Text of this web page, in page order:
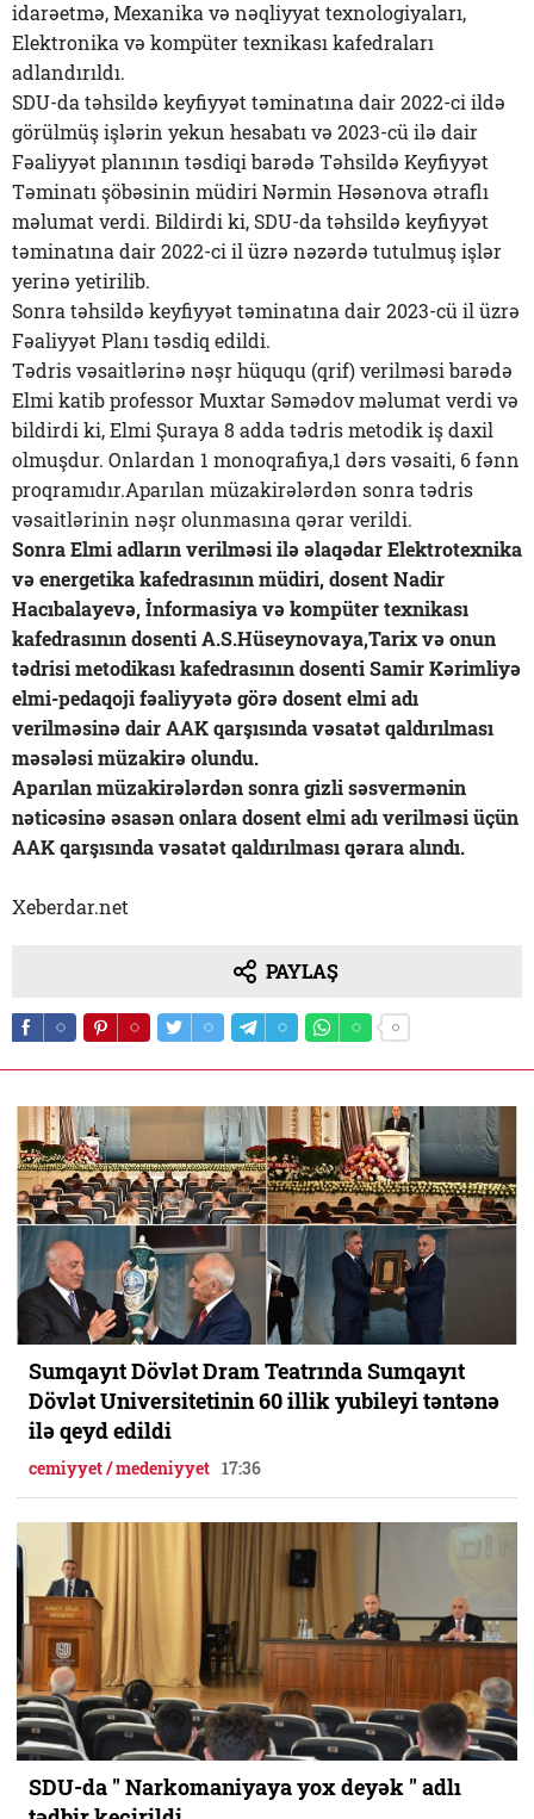
idarəetmə, Mexanika və nəqliyyat texnologiyaları,
Elektronika və kompüter texnikası kafedraları
adlandırıldı.
SDU-da təhsildə keyfiyyət təminatına dair 2022-ci ildə
görülmüş işlərin yekun hesabatı və 2023-cü ilə dair
Fəaliyyət planının təsdiqi barədə Təhsildə Keyfiyyət
Təminatı şöbəsinin müdiri Nərmin Həsənova ətraflı
məlumat verdi. Bildirdi ki, SDU-da təhsildə keyfiyyət
təminatına dair 2022-ci il üzrə nəzərdə tutulmuş işlər
yerinə yetirilib.
Sonra təhsildə keyfiyyət təminatına dair 2023-cü il üzrə
Fəaliyyət Planı təsdiq edildi.
Tədris vəsaitlərinə nəşr hüququ (qrif) verilməsi barədə
Elmi katib professor Muxtar Səmədov məlumat verdi və
bildirdi ki, Elmi Şuraya 8 adda tədris metodik iş daxil
olmuşdur. Onlardan 1 monoqrafiya,1 dərs vəsaiti, 6 fənn
proqramıdır.Aparılan müzakirələrdən sonra tədris
vəsaitlərinin nəşr olunmasına qərar verildi.
Sonra Elmi adların verilməsi ilə əlaqədar Elektrotexnika
və energetika kafedrasının müdiri, dosent Nadir
Hacıbalayevə, İnformasiya və kompüter texnikası
kafedrasının dosenti A.S.Hüseynovaya,Tarix və onun
tədrisi metodikası kafedrasının dosenti Samir Kərimliyə
elmi-pedaqoji fəaliyyətə görə dosent elmi adı
verilməsinə dair AAK qarşısında vəsatət qaldırılması
məsələsi müzakirə olundu.
Aparılan müzakirələrdən sonra gizli səsvermənin
nəticəsinə əsasən onlara dosent elmi adı verilməsi üçün
AAK qarşısında vəsatət qaldırılması qərara alındı.
Xeberdar.net
PAYLAŞ
Sumqayıt Dövlət Dram Teatrında Sumqayıt
Dövlət Universitetinin 60 illik yubileyi təntənə
ilə qeyd edildi
cemiyyet / medeniyyet 17:36
SDU-da " Narkomaniyaya yox deyək " adlı